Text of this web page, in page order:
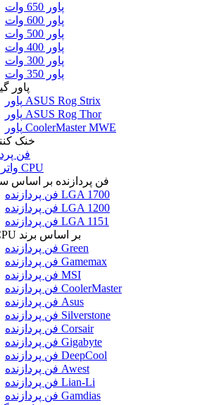
پاور 650 وات
پاور 600 وات
پاور 500 وات
پاور 400 وات
پاور 300 وات
پاور 350 وات
پاور
پاور ASUS Rog Strix
پاور ASUS Rog Thor
پاور CoolerMaster MWE
خنک
فن
واتر کولر CPU
فن پردازنده بر اساس
فن پردازنده LGA 1700
فن پردازنده LGA 1200
فن پردازنده LGA 1151
فن CPU بر اساس برند
فن پردازنده Green
فن پردازنده Gamemax
فن پردازنده MSI
فن پردازنده CoolerMaster
فن پردازنده Asus
فن پردازنده Silverstone
فن پردازنده Corsair
فن پردازنده Gigabyte
فن پردازنده DeepCool
فن پردازنده Awest
فن پردازنده Lian-Li
فن پردازنده Gamdias